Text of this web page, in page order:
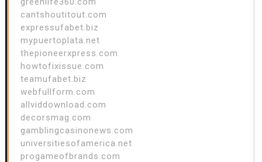
cantshoutitout.com
expressufabet.biz
mypuertoplata.net
thepioneerxpress.com
howtofixissue.com
teamufabet.biz
webfullform.com
allviddownload.com
decorsmag.com
gamblingcasinonews.com
universitiesofamerica.net
progameofbrands.com